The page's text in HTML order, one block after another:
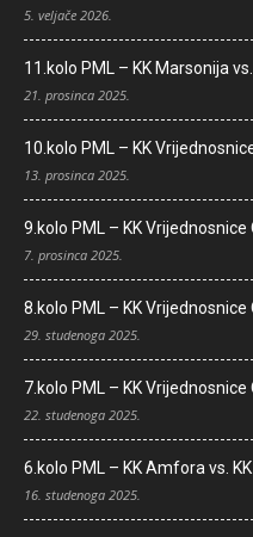
5. veljače 2026.
11.kolo PML – KK Marsonija
21. prosinca 2025.
10.kolo PML – KK
13. prosinca 2025.
9.kolo PML – KK Vrijednosnice
7. prosinca 2025.
8.kolo PML – KK Vrijednosnice
29. studenoga 2025.
7.kolo PML – KK Vrijednosnice
22. studenoga 2025.
6.kolo PML – KK Amfora vs.
16. studenoga 2025.